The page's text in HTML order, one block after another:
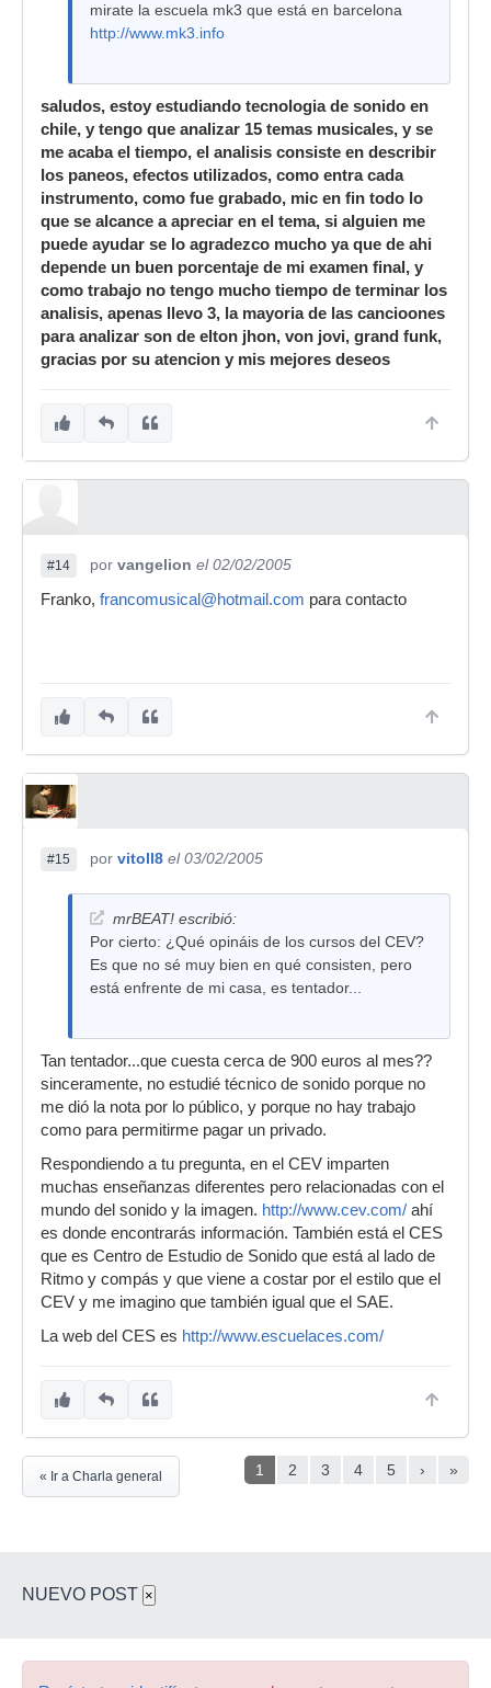
mirate la escuela mk3 que está en barcelona
http://www.mk3.info
saludos, estoy estudiando tecnologia de sonido en
chile, y tengo que analizar 15 temas musicales, y se
me acaba el tiempo, el analisis consiste en describir
los paneos, efectos utilizados, como entra cada
instrumento, como fue grabado, mic en fin todo lo
que se alcance a apreciar en el tema, si alguien me
puede ayudar se lo agradezco mucho ya que de ahi
depende un buen porcentaje de mi examen final, y
como trabajo no tengo mucho tiempo de terminar los
analisis, apenas llevo 3, la mayoria de las cancioones
para analizar son de elton jhon, von jovi, grand funk,
gracias por su atencion y mis mejores deseos
#14 por vangelion el 02/02/2005
Franko, francomusical@hotmail.com para contacto
#15 por vitoll8 el 03/02/2005
mrBEAT! escribió:
Por cierto: ¿Qué opináis de los cursos del CEV?
Es que no sé muy bien en qué consisten, pero
está enfrente de mi casa, es tentador...
Tan tentador...que cuesta cerca de 900 euros al mes??
sinceramente, no estudié técnico de sonido porque no
me dió la nota por lo público, y porque no hay trabajo
como para permitirme pagar un privado.
Respondiendo a tu pregunta, en el CEV imparten
muchas enseñanzas diferentes pero relacionadas con el
mundo del sonido y la imagen. http://www.cev.com/ ahí
es donde encontrarás información. También está el CES
que es Centro de Estudio de Sonido que está al lado de
Ritmo y compás y que viene a costar por el estilo que el
CEV y me imagino que también igual que el SAE.
La web del CES es http://www.escuelaces.com/
1 2 3 4 5 › »
« Ir a Charla general
NUEVO POST ×